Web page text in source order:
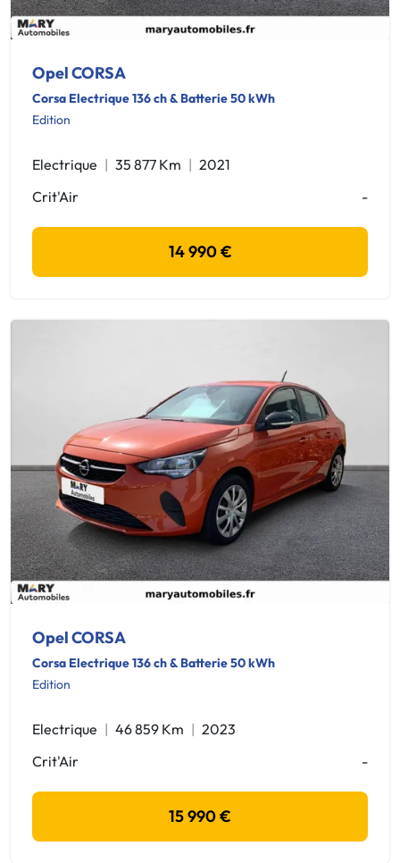
Opel CORSA
Corsa Electrique 136 ch & Batterie 50 kWh
Edition
Electrique 35 877 Km
2021
Crit'Air
-
14 990 €
Opel CORSA
Corsa Electrique 136 ch & Batterie 50 kWh
Edition
Electrique 46 859 Km
2023
Crit'Air
-
15 990 €